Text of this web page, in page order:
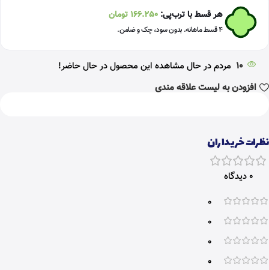
هر قسط با ترب‌پی: 166.250 تومان
۴ قسط ماهانه. بدون سود، چک و ضامن.
10 مردم در حال مشاهده این محصول در حال حاضر!
افزودن به لیست علاقه مندی
نظرات خریداران
0 دیدگاه
0
0
0
0